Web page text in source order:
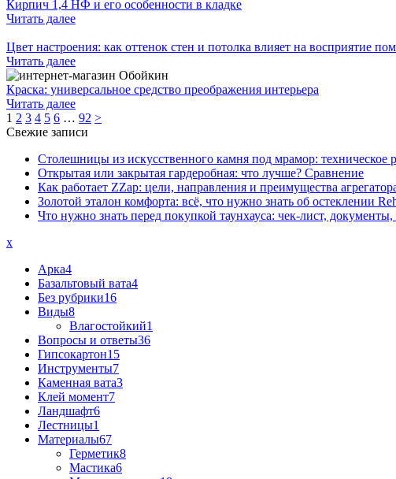
Кирпич 1,4 НФ и его особенности в кладке
Читать далее
Цвет настроения: как оттенок стен и потолка влияет на восприятие
Читать далее
Краска: универсальное средство преображения интерьера
Читать далее
1 2 3 4 5 6 … 92 >
Свежие записи
Столешницы из искусственного камня под мрамор: техническое
Открытая или закрытая гардеробная: что лучше? Сравнение
Как работает ZZap: цели, направления и преимущества
Золотой эталон комфорта: всё, что нужно знать об остеклении
Что нужно знать перед покупкой таунхауса: чек-лист,
x
Арка4
Базальтовый вата4
Без рубрики16
Виды8
Влагостойкий1
Вопросы и ответы36
Гипсокартон15
Инструменты7
Каменная вата3
Клей момент7
Ландшафт6
Лестницы1
Материалы67
Герметик8
Мастика6